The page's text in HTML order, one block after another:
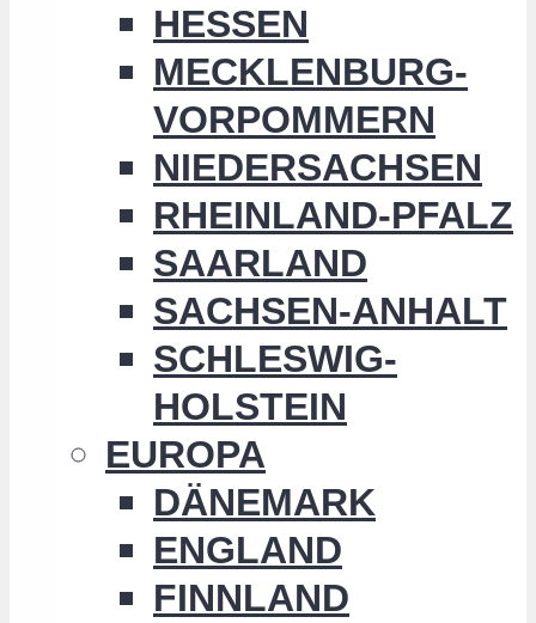
HESSEN
MECKLENBURG-
VORPOMMERN
NIEDERSACHSEN
RHEINLAND-PFALZ
SAARLAND
SACHSEN-ANHALT
SCHLESWIG-
HOLSTEIN
EUROPA
DÄNEMARK
ENGLAND
FINNLAND